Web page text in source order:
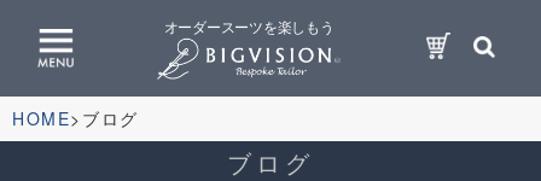
オーダースーツを楽しもう
HOME ブログ
ブログ